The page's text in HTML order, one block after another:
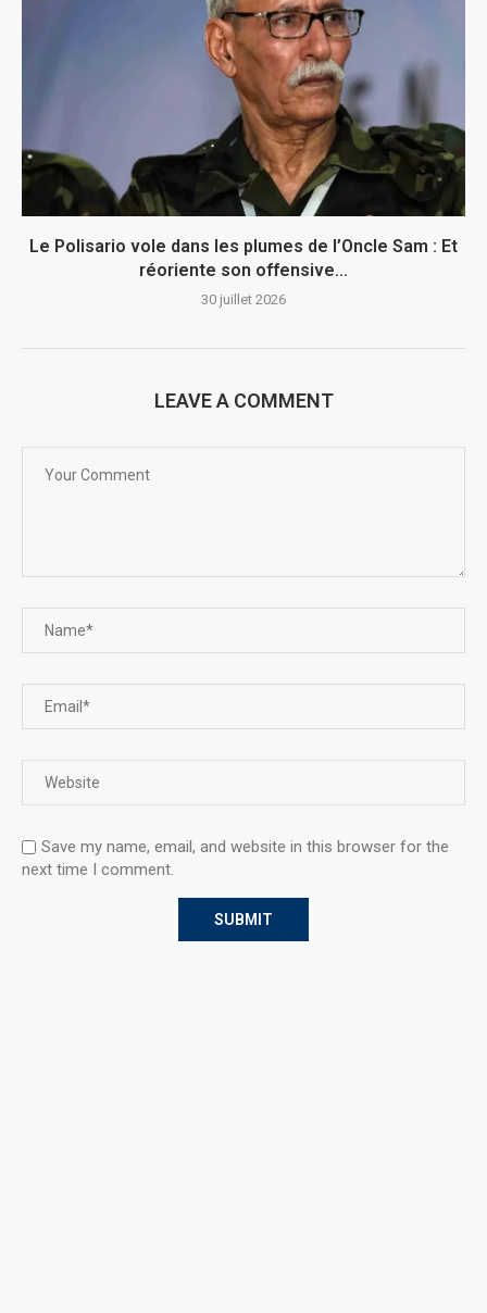
Le Polisario vole dans les plumes de l’Oncle Sam : Et
réoriente son offensive...
30 juillet 2026
LEAVE A COMMENT
Save my name, email, and website in this browser for the
next time I comment.